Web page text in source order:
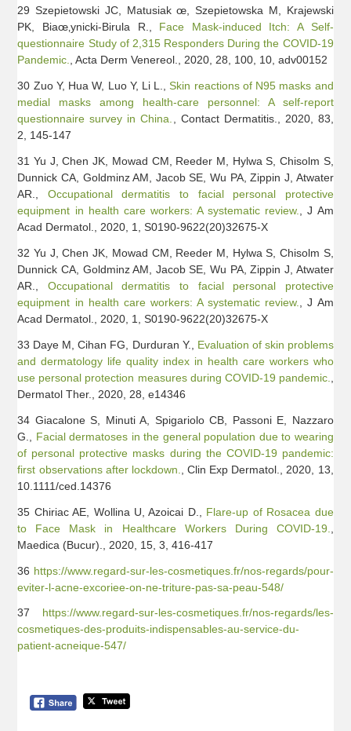
29 Szepietowski JC, Matusiak œ, Szepietowska M, Krajewski
PK, Biaœ‚ynicki-Birula R., Face Mask-induced Itch: A Self-
questionnaire Study of 2,315 Responders During the COVID-19
Pandemic., Acta Derm Venereol., 2020, 28, 100, 10, adv00152
30 Zuo Y, Hua W, Luo Y, Li L.,Skin reactions of N95 masks and
medial masks among health-care personnel: A self-report
questionnaire survey in China., Contact Dermatitis., 2020, 83,
2, 145-147
31 Yu J, Chen JK, Mowad CM, Reeder M, Hylwa S, Chisolm S,
Dunnick CA, Goldminz AM, Jacob SE, Wu PA, Zippin J, Atwater
AR., Occupational dermatitis to facial personal protective
equipment in health care workers: A systematic review.
, J Am
Acad Dermatol., 2020, 1, S0190-9622(20)32675-X
32 Yu J, Chen JK, Mowad CM, Reeder M, Hylwa S, Chisolm S,
Dunnick CA, Goldminz AM, Jacob SE, Wu PA, Zippin J, Atwater
AR., Occupational dermatitis to facial personal protective
equipment in health care workers: A systematic review.
, J Am
Acad Dermatol., 2020, 1, S0190-9622(20)32675-X
33 Daye M, Cihan FG, Durduran Y., Evaluation of skin problems
and dermatology life quality index in health care workers who
use personal protection measures during COVID-19 pandemic.
Dermatol Ther., 2020, 28, e14346
34 Giacalone S, Minuti A, Spigariolo CB, Passoni E, Nazzaro
G., Facial dermatoses in the general population due to wearing
of personal protective masks during the COVID-19 pandemic:
first observations after lockdown.
, Clin Exp Dermatol., 2020, 13,
10.1111/ced.14376
35 Chiriac AE, Wollina U, Azoicai D., Flare-up of Rosacea due
to Face Mask in Healthcare Workers During COVID-19.
Maedica (Bucur)., 2020, 15, 3, 416-417
36 https://www.regard-sur-les-cosmetiques.fr/nos-regards/pour-
eviter-l-acne-excoriee-on-ne-triture-pas-sa-peau-548/
37 https://www.regard-sur-les-cosmetiques.fr/nos-regards/les-
cosmetiques-des-produits-indispensables-au-service-du-
patient-acneique-547/